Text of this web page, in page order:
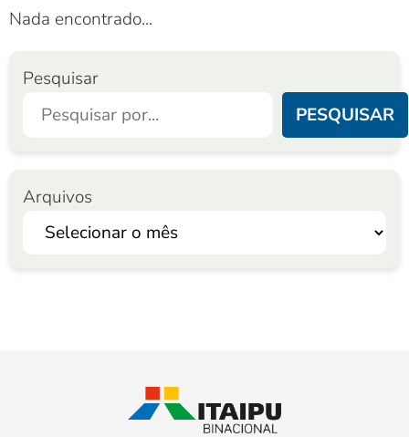
Nada encontrado...
Pesquisar
PESQUISAR
Arquivos